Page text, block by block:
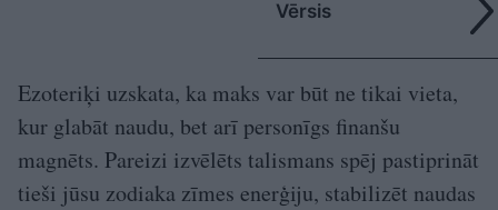
Vērsis
Ezoteriķi uzskata, ka maks var būt ne tikai vieta,
kur glabāt naudu, bet arī personīgs finanšu
magnēts. Pareizi izvēlēts talismans spēj pastiprināt
tieši jūsu zodiaka zīmes enerģiju, stabilizēt naudas